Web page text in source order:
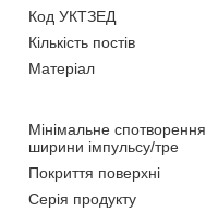
Код УКТЗЕД
Кількість постів
Матеріал
Мінімальне спотворення
ширини імпульсу/тре
Покриття поверхні
Серія продукту